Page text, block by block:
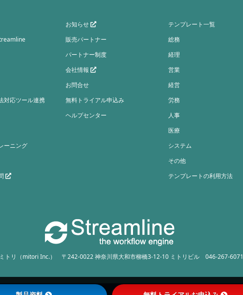
対応ツール連携
ーニング
お知らせ
販売パートナー
パートナー制度
会社情報
お問合せ
無料トライアル申込み
ヘルプセンター
テンプレート一覧
総務
経理
営業
経営
労務
人事
医療
システム
その他
テンプレートの利用方法
トリ（mitori Inc.） 〒242-0022 神奈川県大和市柳橋3-12-10 ミトリビル 046-267-6071